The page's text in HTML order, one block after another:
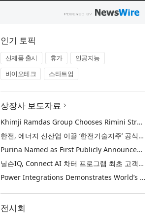
인기 토픽
신제품 출시 휴가
인공지능
바이오테크
스타트업
상장사 보도자료
Khimji Ramdas Group Chooses Rimini Street to Reduce SAP Support Costs, Protect 700+ Customizations and Reinvest Savings in Innovation
한전, 에너지 신산업 이끌 ‘한전기술지주’ 공식 출범
Purina Named as First Publicly Announced NIQ ConnectAI Charter Client
닐슨IQ, Connect AI 차터 프로그램 최초 고객사 ‘퓨리나’ 선정
Power Integrations Demonstrates World’s First 2200 V GaN Technology for Next-Era High-Voltage Power Systems
전시회